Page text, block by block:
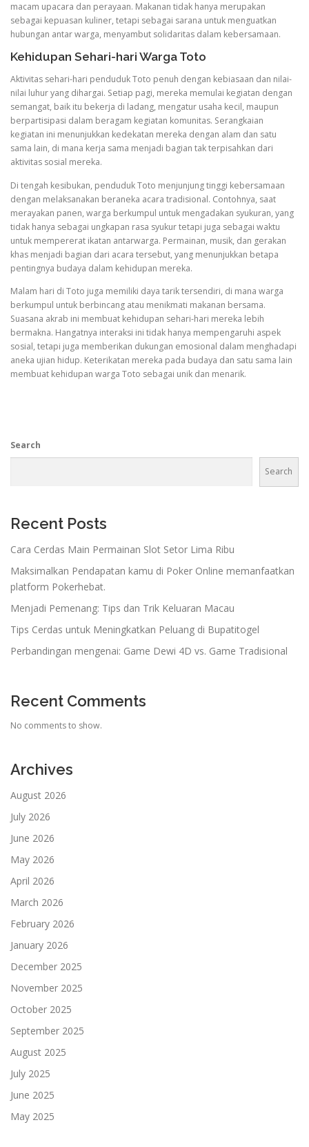
macam upacara dan perayaan. Makanan tidak hanya merupakan
sebagai kepuasan kuliner, tetapi sebagai sarana untuk menguatkan
hubungan antar warga, menyambut solidaritas dalam kebersamaan.
Kehidupan Sehari-hari Warga Toto
Aktivitas sehari-hari penduduk Toto penuh dengan kebiasaan dan nilai-
nilai luhur yang dihargai. Setiap pagi, mereka memulai kegiatan dengan
semangat, baik itu bekerja di ladang, mengatur usaha kecil, maupun
berpartisipasi dalam beragam kegiatan komunitas. Serangkaian
kegiatan ini menunjukkan kedekatan mereka dengan alam dan satu
sama lain, di mana kerja sama menjadi bagian tak terpisahkan dari
aktivitas sosial mereka.
Di tengah kesibukan, penduduk Toto menjunjung tinggi kebersamaan
dengan melaksanakan beraneka acara tradisional. Contohnya, saat
merayakan panen, warga berkumpul untuk mengadakan syukuran, yang
tidak hanya sebagai ungkapan rasa syukur tetapi juga sebagai waktu
untuk mempererat ikatan antarwarga. Permainan, musik, dan gerakan
khas menjadi bagian dari acara tersebut, yang menunjukkan betapa
pentingnya budaya dalam kehidupan mereka.
Malam hari di Toto juga memiliki daya tarik tersendiri, di mana warga
berkumpul untuk berbincang atau menikmati makanan bersama.
Suasana akrab ini membuat kehidupan sehari-hari mereka lebih
bermakna. Hangatnya interaksi ini tidak hanya mempengaruhi aspek
sosial, tetapi juga memberikan dukungan emosional dalam menghadapi
aneka ujian hidup. Keterikatan mereka pada budaya dan satu sama lain
membuat kehidupan warga Toto sebagai unik dan menarik.
Search
Search
Recent Posts
Cara Cerdas Main Permainan Slot Setor Lima Ribu
Maksimalkan Pendapatan kamu di Poker Online memanfaatkan
platform Pokerhebat.
Menjadi Pemenang: Tips dan Trik Keluaran Macau
Tips Cerdas untuk Meningkatkan Peluang di Bupatitogel
Perbandingan mengenai: Game Dewi 4D vs. Game Tradisional
Recent Comments
No comments to show.
Archives
August 2026
July 2026
June 2026
May 2026
April 2026
March 2026
February 2026
January 2026
December 2025
November 2025
October 2025
September 2025
August 2025
July 2025
June 2025
May 2025